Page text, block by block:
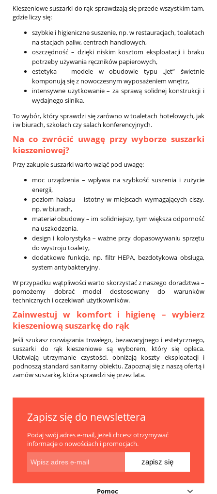
Kieszeniowe suszarki do rąk sprawdzają się przede wszystkim tam,
gdzie liczy się:
szybkie i higieniczne suszenie, np. w restauracjach, toaletach
na stacjach paliw, centrach handlowych,
oszczędność – dzięki niskim kosztom eksploatacji i braku
potrzeby używania ręczników papierowych,
estetyka – modele w obudowie typu „Jet” świetnie
komponują się z nowoczesnym wyposażeniem wnętrz,
intensywne użytkowanie – za sprawą solidnej konstrukcji i
wydajnego silnika.
To wybór, który sprawdzi się zarówno w toaletach hotelowych, jak
i w biurach, szkołach czy salach konferencyjnych.
Na co zwrócić uwagę przy wyborze suszarki
kieszeniowej?
Przy zakupie suszarki warto wziąć pod uwagę:
moc urządzenia – wpływa na szybkość suszenia i zużycie
energii,
poziom hałasu – istotny w miejscach wymagających ciszy,
np. w biurach,
materiał obudowy – im solidniejszy, tym większa odporność
na uszkodzenia,
design i kolorystyka – ważne przy dopasowywaniu sprzętu
do wystroju toalety,
dodatkowe funkcje, np. filtr HEPA, bezdotykowa obsługa,
system antybakteryjny.
W przypadku wątpliwości warto skorzystać z naszego doradztwa –
pomożemy dobrać model dostosowany do warunków
technicznych i oczekiwań użytkowników.
Zainwestuj w komfort i higienę – wybierz
kieszeniową suszarkę do rąk
Jeśli szukasz rozwiązania trwałego, bezawaryjnego i estetycznego,
suszarki do rąk kieszeniowe są wyborem, który się opłaca.
Ułatwiają utrzymanie czystości, obniżają koszty eksploatacji i
podnoszą standard sanitarny obiektu. Zapoznaj się z naszą ofertą i
zamów suszarkę, która sprawdzi się przez lata.
Zapisz się do newslettera
Podaj swój adres e-mail, jeżeli chcesz otrzymywać
informacje o nowościach i promocjach.
zapisz się
Pomoc